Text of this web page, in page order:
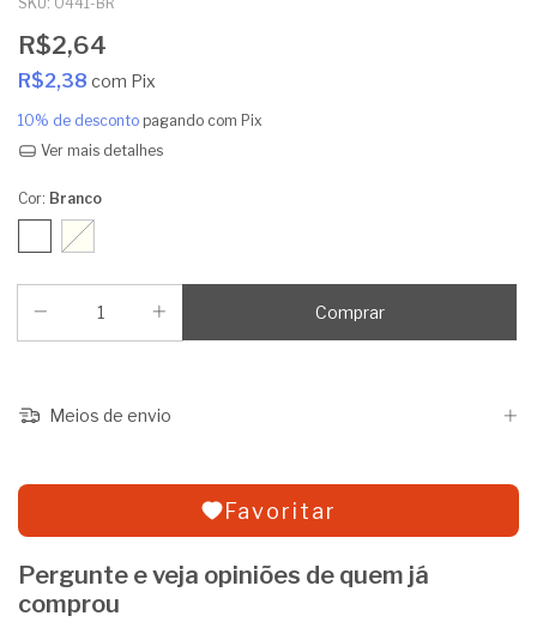
R$2,64
R$2,38 com Pix
10% de desconto pagando com Pix
Ver mais detalhes
Cor: Branco
Meios de envio
Favoritar
Pergunte e veja opiniões de quem já
comprou